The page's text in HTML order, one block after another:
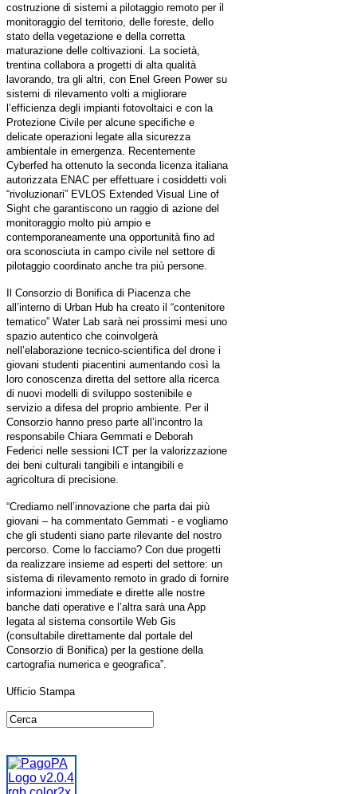
costruzione di sistemi a pilotaggio remoto per il
monitoraggio del territorio, delle foreste, dello
stato della vegetazione e della corretta
maturazione delle coltivazioni. La società,
trentina collabora a progetti di alta qualità
lavorando, tra gli altri, con Enel Green Power su
sistemi di rilevamento volti a migliorare
l’efficienza degli impianti fotovoltaici e con la
Protezione Civile per alcune specifiche e
delicate operazioni legate alla sicurezza
ambientale in emergenza. Recentemente
Cyberfed ha ottenuto la seconda licenza italiana
autorizzata ENAC per effettuare i cosiddetti voli
“rivoluzionari” EVLOS Extended Visual Line of
Sight che garantiscono un raggio di azione del
monitoraggio molto più ampio e
contemporaneamente una opportunità fino ad
ora sconosciuta in campo civile nel settore di
pilotaggio coordinato anche tra più persone.
Il Consorzio di Bonifica di Piacenza che
all’interno di Urban Hub ha creato il “contenitore
tematico” Water Lab sarà nei prossimi mesi uno
spazio autentico che coinvolgerà
nell’elaborazione tecnico-scientifica del drone i
giovani studenti piacentini aumentando così la
loro conoscenza diretta del settore alla ricerca
di nuovi modelli di sviluppo sostenibile e
servizio a difesa del proprio ambiente. Per il
Consorzio hanno preso parte all’incontro la
responsabile Chiara Gemmati e Deborah
Federici nelle sessioni ICT per la valorizzazione
dei beni culturali tangibili e intangibili e
agricoltura di precisione.
“Crediamo nell’innovazione che parta dai più
giovani – ha commentato Gemmati - e vogliamo
che gli studenti siano parte rilevante del nostro
percorso. Come lo facciamo? Con due progetti
da realizzare insieme ad esperti del settore: un
sistema di rilevamento remoto in grado di fornire
informazioni immediate e dirette alle nostre
banche dati operative e l’altra sarà una App
legata al sistema consortile Web Gis
(consultabile direttamente dal portale del
Consorzio di Bonifica) per la gestione della
cartografia numerica e geografica”.
Ufficio Stampa